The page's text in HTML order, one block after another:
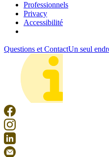
Professionnels
Privacy
Accessibilité
Questions et ContactUn seul